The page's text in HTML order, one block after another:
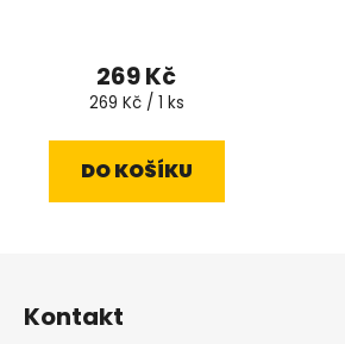
269 Kč
Měrná
269 Kč / 1 ks
DO KOŠÍKU
Kontakt